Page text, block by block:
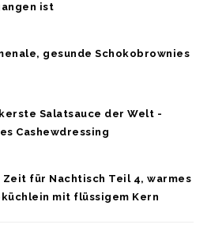
ist
gesunde Schokobrownies
Salatsauce der Welt -
Cashewdressing
Zeit für Nachtisch Teil 4, warmes
mit flüssigem Kern